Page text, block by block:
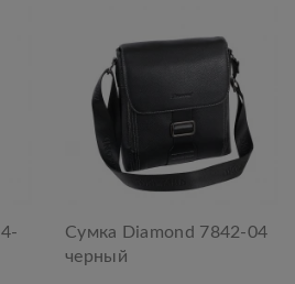
Сумка Diamond 7842-04
черный